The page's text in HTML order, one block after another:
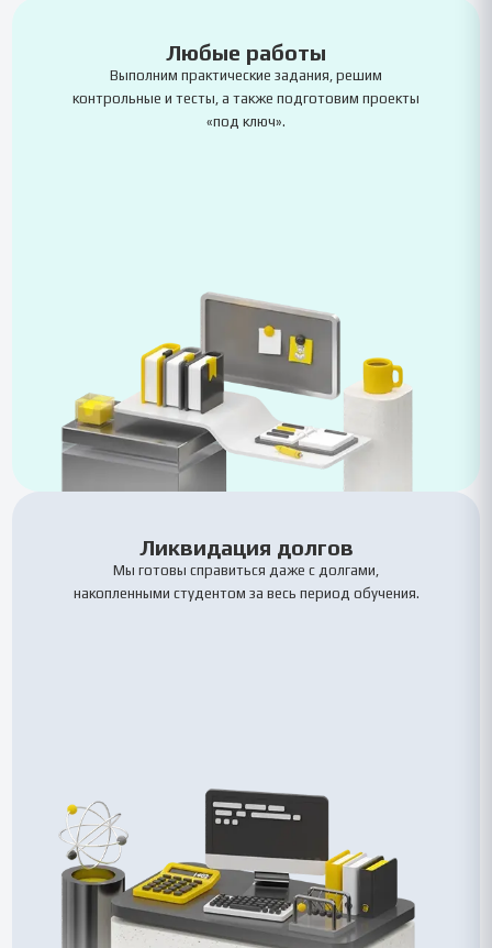
Любые работы
Выполним практические задания, решим
контрольные и тесты, а также подготовим проекты
«под ключ».
Ликвидация долгов
Мы готовы справиться даже с долгами,
накопленными студентом за весь период обучения.